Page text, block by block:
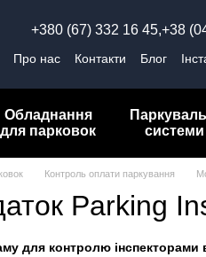
+380 (67) 332 16 45,+38
Про нас Контакти Блог
Обладнання
для парковок
системи
Контроль оплати паркування
Parking
для контролю